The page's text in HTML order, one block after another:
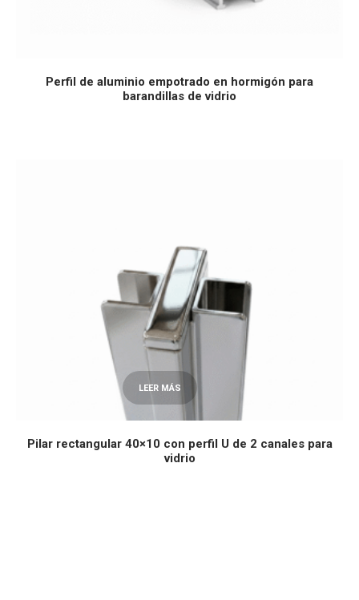
LEER MÁS
Perfil de aluminio empotrado en hormigón para
barandillas de vidrio
LEER MÁS
Pilar rectangular 40×10 con perfil U de 2 canales para
vidrio